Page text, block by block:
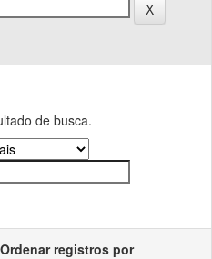
de busca.
Ordenar registros por